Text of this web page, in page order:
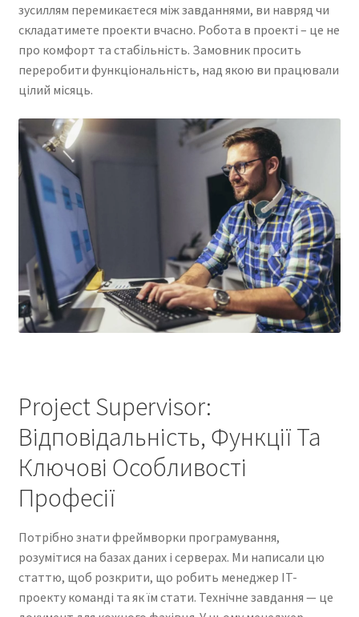
зусиллям перемикаєтеся між завданнями, ви навряд чи
складатимете проекти вчасно. Робота в проекті – це не
про комфорт та стабільність. Замовник просить
переробити функціональність, над якою ви працювали
цілий місяць.
Project Supervisor:
Відповідальність, Функції Та
Ключові Особливості
Професії
Потрібно знати фреймворки програмування,
розумітися на базах даних і серверах. Ми написали цю
статтю, щоб розкрити, що робить менеджер IT-
проекту команді та як їм стати. Технічне завдання — це